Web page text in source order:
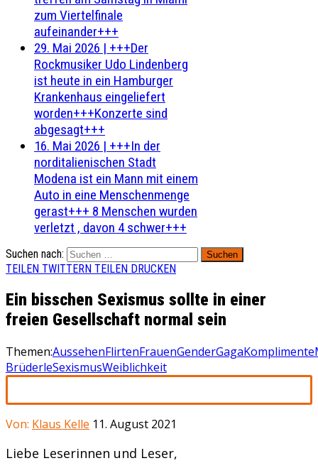
zum Viertelfinale
aufeinander+++
29. Mai 2026 | +++Der
Rockmusiker Udo Lindenberg
ist heute in ein Hamburger
Krankenhaus eingeliefert
worden+++Konzerte sind
abgesagt+++
16. Mai 2026 | +++In der
norditalienischen Stadt
Modena ist ein Mann mit einem
Auto in eine Menschenmenge
gerast+++ 8 Menschen wurden
verletzt , davon 4 schwer+++
Suchen nach:
TEILEN TWITTERN TEILEN DRUCKEN
Ein bisschen Sexismus sollte in einer
freien Gesellschaft normal sein
Themen:AussehenFlirtenFrauenGenderGagaKomplimente
BrüderleSexismusWeiblichkeit
Von: Klaus Kelle 11. August 2021
Liebe Leserinnen und Leser,